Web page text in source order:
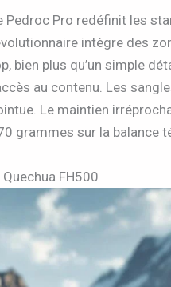
Pedroc Pro redéfinit les
intègre des
bien plus qu’un simple
au contenu. Les
Le maintien
grammes sur la balance
Quechua FH500